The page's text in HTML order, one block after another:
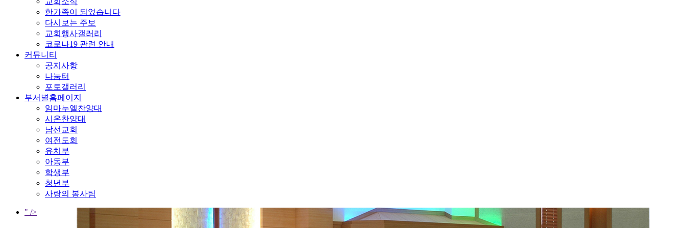
한가족이 되었습니다
다시보는 주보
교회행사갤러리
코로나19 관련 안내
커뮤니티
공지사항
나눔터
포토갤러리
부서별홈페이지
임마누엘찬양대
시온찬양대
남선교회
여전도회
유치부
아동부
학생부
청년부
사랑의 봉사팀
" />